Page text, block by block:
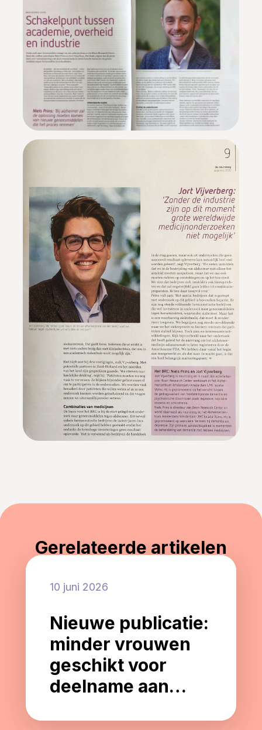
Gerelateerde artikelen
10 juni 2026
Nieuwe publicatie:
minder vrouwen
geschikt voor
deelname aan